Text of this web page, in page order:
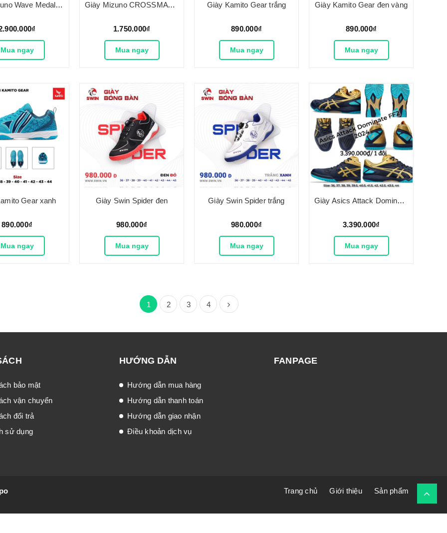
Giày Mizuno Wave Medal Neo
Mua ngay
Giày Mizuno CROSSMATCH PLIO RX4
1.750.000₫
Mua ngay
Giày Kamito Gear trắng
890.000₫
Mua ngay
Giày Kamito Gear đen vàng
890.000₫
Mua ngay
Gear xanh
890.000₫
Mua ngay
Giày Swin Spider đen
980.000₫
Mua ngay
Giày Swin Spider trắng
980.000₫
Mua ngay
Giày Asics Attack Dominate FF2
3.390.000₫
Mua ngay
1 2 3 4
bảo mật
vận chuyển
đổi trả
sử dụng
HƯỚNG DẪN
Hướng dẫn mua hàng
Hướng dẫn thanh toán
Hướng dẫn giao nhận
Điều khoản dịch vụ
FANPAGE
Trang chủ Giới thiệu Sản phẩm